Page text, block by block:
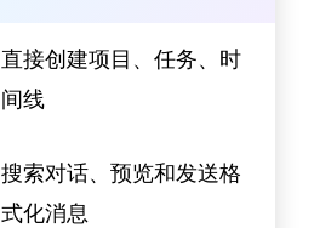
直接创建项目、任务、时
间线
搜索对话、预览和发送格
式化消息